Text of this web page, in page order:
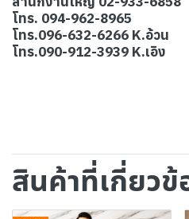
โทร. 094-962-8965
โทร.096-632-6266 K.อ้วน
โทร.090-912-3939 K.เอิง
สินค้าที่เกี่ยวข้